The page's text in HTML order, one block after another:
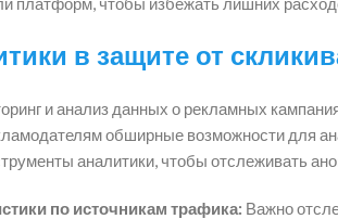
в защите от
и анализ данных о рекламных
обширные возможности для
аналитики, чтобы отслеживать
по источникам трафика: Важно